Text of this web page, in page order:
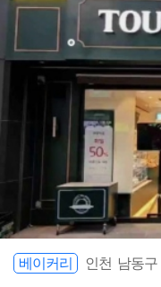
베이커리 인천 남동구